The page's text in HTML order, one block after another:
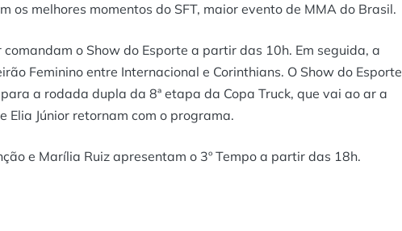
melhores momentos do SFT, maior evento de MMA do Brasil.
o Show do Esporte a partir das 10h. Em seguida, a
Feminino entre Internacional e Corinthians. O Show do Esporte
a rodada dupla da 8ª etapa da Copa Truck, que vai ao ar a
Júnior retornam com o programa.
e Marília Ruiz apresentam o 3º Tempo a partir das 18h.